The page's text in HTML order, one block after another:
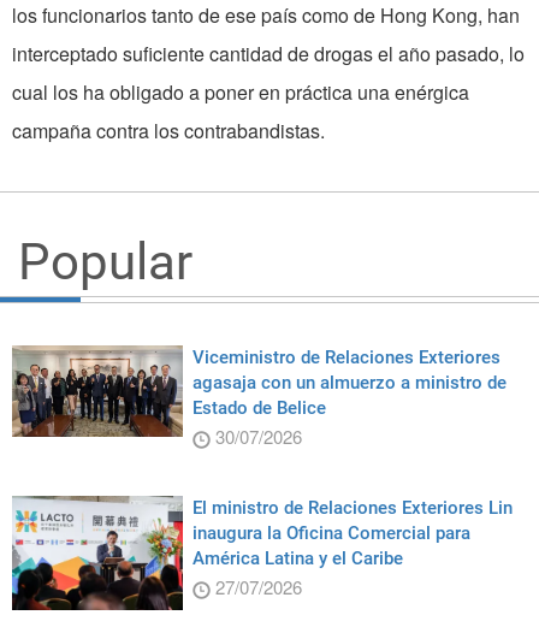
los funcionarios tanto de ese país como de Hong Kong, han
interceptado suficiente cantidad de drogas el año pasado, lo
cual los ha obligado a poner en práctica una enérgica
campaña contra los contrabandistas.
Popular
Viceministro de Relaciones Exteriores
agasaja con un almuerzo a ministro de
Estado de Belice
30/07/2026
El ministro de Relaciones Exteriores Lin
inaugura la Oficina Comercial para
América Latina y el Caribe
27/07/2026